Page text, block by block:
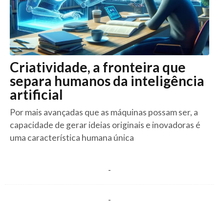
Criatividade, a fronteira que
separa humanos da inteligência
artificial
Por mais avançadas que as máquinas possam ser, a
capacidade de gerar ideias originais e inovadoras é
uma característica humana única
-
-